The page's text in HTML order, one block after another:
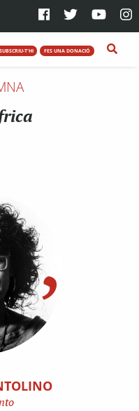
SUBSCRIU-T'HI FES UNA DONACIÓ